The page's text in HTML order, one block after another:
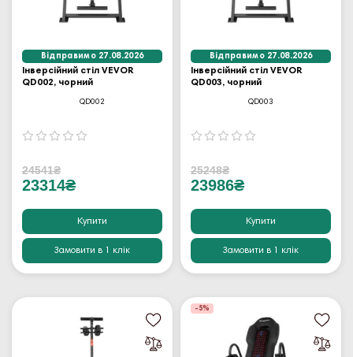
Відправимо 27.08.2026
Інверсійний стіл VEVOR
QD002, чорний
QD002
24541₴
23314₴
Купити
Замовити в 1 клік
Відправимо 27.08.2026
Інверсійний стіл VEVOR
QD003, чорний
QD003
25248₴
23986₴
Купити
Замовити в 1 клік
-5%